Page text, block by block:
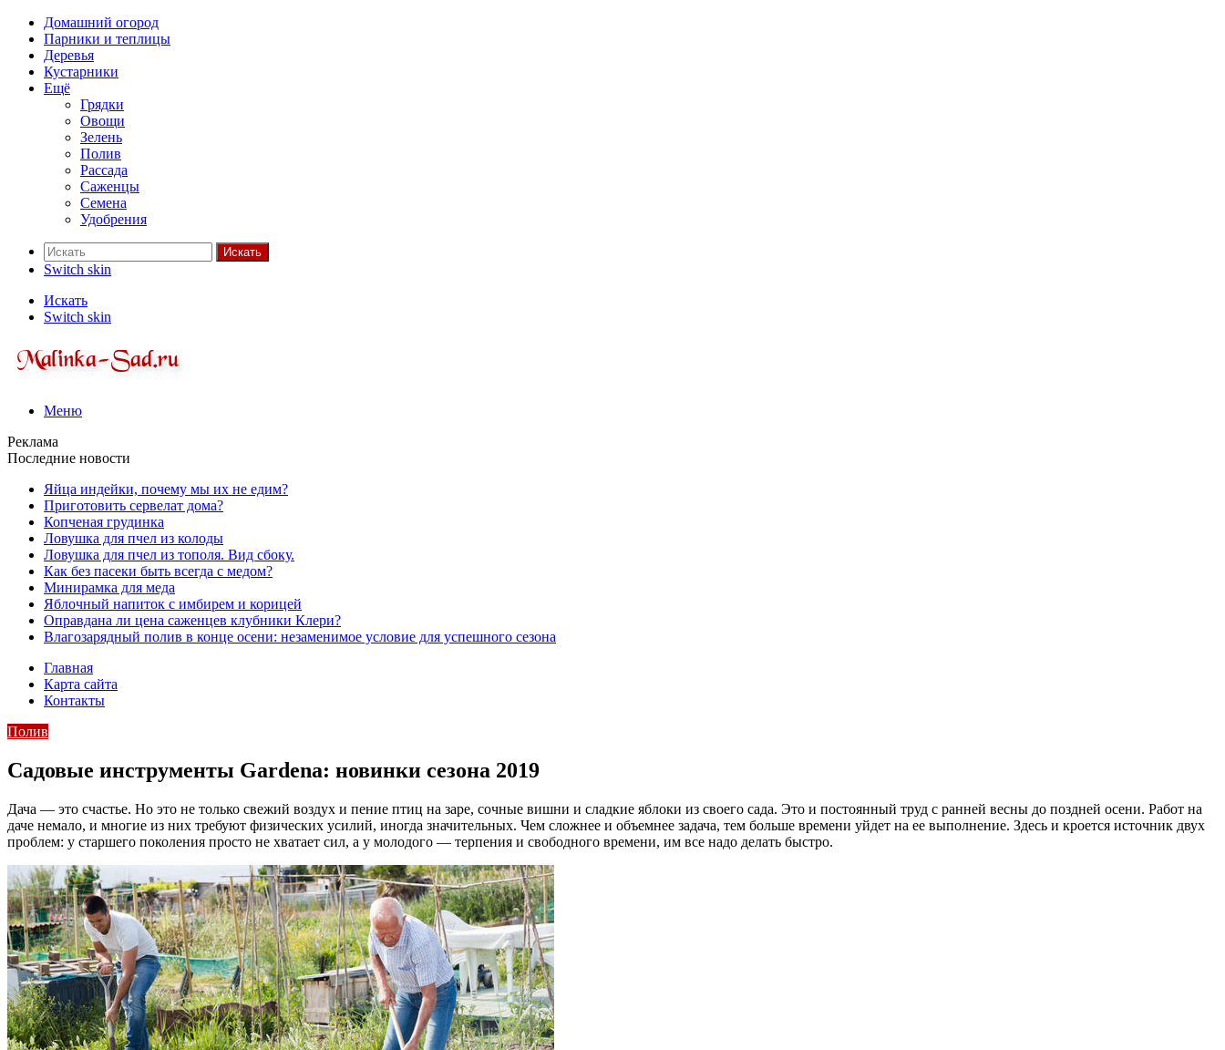
Домашний огород
Парники и теплицы
Деревья
Кустарники
Ещё
Грядки
Овощи
Зелень
Полив
Рассада
Саженцы
Семена
Удобрения
Искать
Switch skin
Искать
Switch skin
Меню
Реклама
Последние новости
Яйца индейки, почему мы их не едим?
Приготовить сервелат⁠⁠ дома?
Копченая грудинка
Ловушка для пчел из колоды
Ловушка для пчел из тополя. Вид сбоку.
Как без пасеки быть всегда с медом?
Минирамка для меда
Яблочный напиток с имбирем и корицей
Оправдана ли цена саженцев клубники Клери?
Влагозарядный полив в конце осени: незаменимое условие для успешного сезона
Главная
Карта сайта
Контакты
Полив
Садовые инструменты Gardena: новинки сезона 2019
Дача — это счастье. Но это не только свежий воздух и пение птиц на заре, сочные вишни и сладкие яблоки из своего сада. Это и постоянный труд с ранней весны до поздней осени. Работ на
даче немало, и многие из них требуют физических усилий, иногда значительных. Чем сложнее и объемнее задача, тем больше времени уйдет на ее выполнение. Здесь и кроется источник двух
проблем: у старшего поколения просто не хватает сил, а у молодого — терпения и свободного времени, им все надо делать быстро.